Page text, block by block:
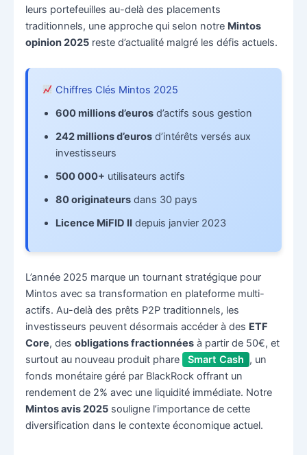
leurs portefeuilles au-delà des placements
traditionnels, une approche qui selon notre Mintos
opinion 2025reste d’actualité malgré les défis actuels.
Chiffres Clés Mintos 2025
600 millions d’eurosd’actifs sous gestion
242 millions d’eurosd’intérêts versés aux
investisseurs
500 000+ utilisateurs actifs
80 originateursdans 30 pays
Licence MiFID IIdepuis janvier 2023
L’année 2025 marque un tournant stratégique pour
Mintos avec sa transformation en plateforme multi-
actifs. Au-delà des prêts P2P traditionnels, les
investisseurs peuvent désormais accéder à des ETF
Core, des obligations fractionnéesà partir de 50€, et
surtout au nouveau produit phare
Smart Cash , un
fonds monétaire géré par BlackRock offrant un
rendement de 2% avec une liquidité immédiate. Notre
Mintos avis 2025souligne l’importance de cette
diversification dans le contexte économique actuel.